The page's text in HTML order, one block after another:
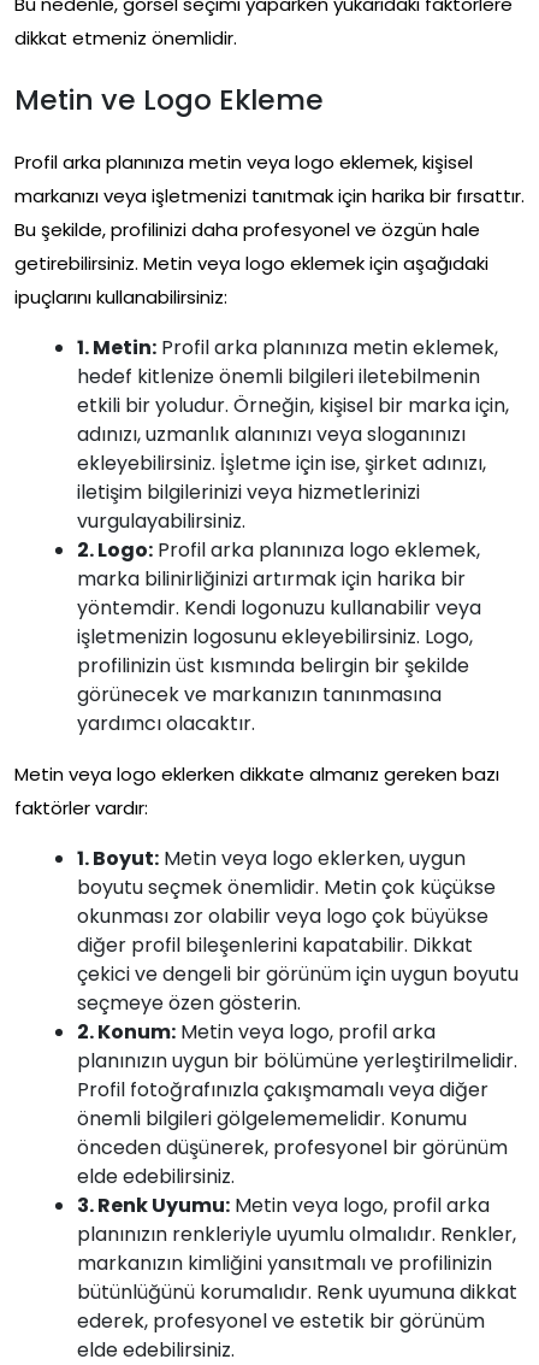
dikkat etmeniz önemlidir.
Metin ve Logo Ekleme
Profil arka planınıza metin veya logo eklemek, kişisel
markanızı veya işletmenizi tanıtmak için harika bir fırsattır.
Bu şekilde, profilinizi daha profesyonel ve özgün hale
getirebilirsiniz. Metin veya logo eklemek için aşağıdaki
ipuçlarını kullanabilirsiniz:
1. Metin: Profil arka planınıza metin eklemek,
hedef kitlenize önemli bilgileri iletebilmenin
etkili bir yoludur. Örneğin, kişisel bir marka için,
adınızı, uzmanlık alanınızı veya sloganınızı
ekleyebilirsiniz. İşletme için ise, şirket adınızı,
iletişim bilgilerinizi veya hizmetlerinizi
vurgulayabilirsiniz.
2. Logo: Profil arka planınıza logo eklemek,
marka bilinirliğinizi artırmak için harika bir
yöntemdir. Kendi logonuzu kullanabilir veya
işletmenizin logosunu ekleyebilirsiniz. Logo,
profilinizin üst kısmında belirgin bir şekilde
görünecek ve markanızın tanınmasına
yardımcı olacaktır.
Metin veya logo eklerken dikkate almanız gereken bazı
faktörler vardır:
1. Boyut: Metin veya logo eklerken, uygun
boyutu seçmek önemlidir. Metin çok küçükse
okunması zor olabilir veya logo çok büyükse
diğer profil bileşenlerini kapatabilir. Dikkat
çekici ve dengeli bir görünüm için uygun boyutu
seçmeye özen gösterin.
2. Konum: Metin veya logo, profil arka
planınızın uygun bir bölümüne yerleştirilmelidir.
Profil fotoğrafınızla çakışmamalı veya diğer
önemli bilgileri gölgelememelidir. Konumu
önceden düşünerek, profesyonel bir görünüm
elde edebilirsiniz.
3. Renk Uyumu: Metin veya logo, profil arka
planınızın renkleriyle uyumlu olmalıdır. Renkler,
markanızın kimliğini yansıtmalı ve profilinizin
bütünlüğünü korumalıdır. Renk uyumuna dikkat
ederek, profesyonel ve estetik bir görünüm
elde edebilirsiniz.